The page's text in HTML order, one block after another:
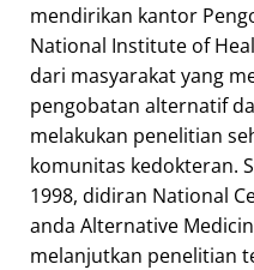
mendirikan kantor
National Institute of
dari masyarakat yang
pengobatan alternatif
melakukan penelitian
komunitas kedokteran.
1998, didiran National
anda Alternative
melanjutkan penelitian